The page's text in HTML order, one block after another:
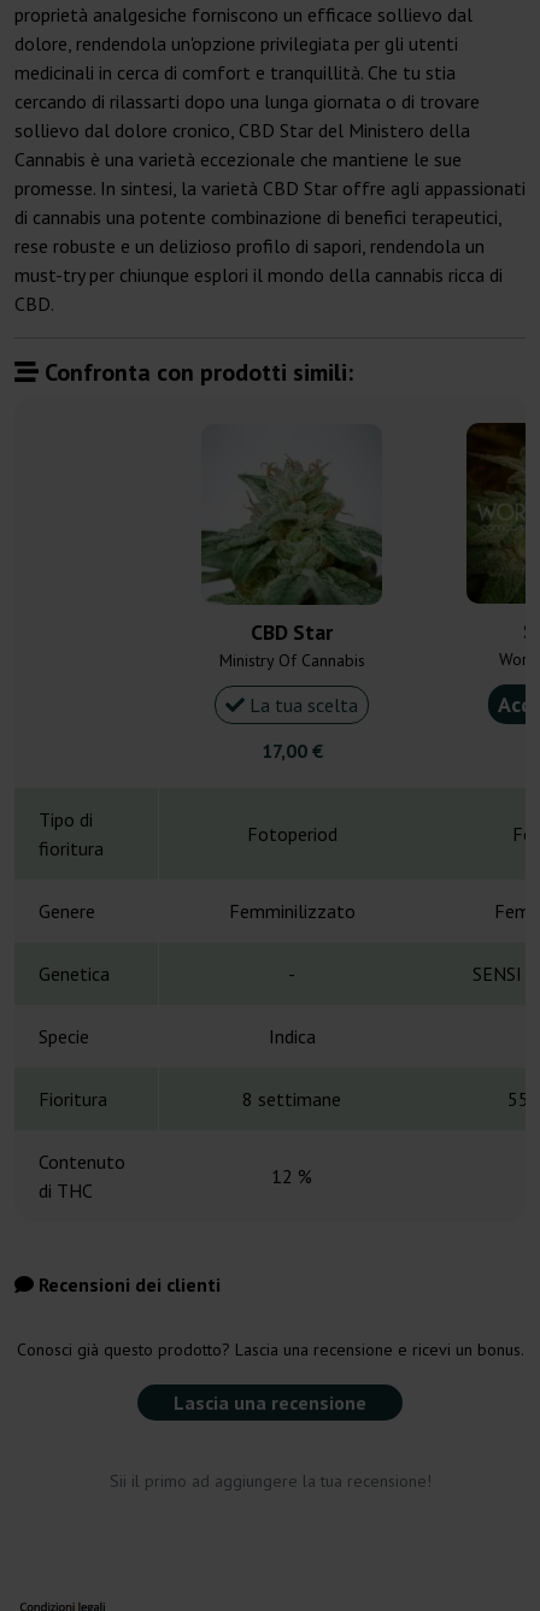
proprietà analgesiche forniscono un efficace sollievo dal
dolore, rendendola un'opzione privilegiata per gli utenti
medicinali in cerca di comfort e tranquillità. Che tu stia
cercando di rilassarti dopo una lunga giornata o di trovare
sollievo dal dolore cronico, CBD Star del Ministero della
Cannabis è una varietà eccezionale che mantiene le sue
promesse. In sintesi, la varietà CBD Star offre agli appassionati
di cannabis una potente combinazione di benefici terapeutici,
rese robuste e un delizioso profilo di sapori, rendendola un
must-try per chiunque esplori il mondo della cannabis ricca di
CBD.
Confronta con prodotti simili:
CBD Star
Ministry Of Cannabis
La tua scelta
17,00 €
Tipo di
fioritura
Fotoperiod
Genere Femminilizzato
Genetica - SENSI
Specie Indica
Fioritura 8 settimane 55-
Contenuto
di THC
12 %
Recensioni dei clienti
Conosci già questo prodotto? Lascia una recensione e ricevi un bonus.
Lascia una recensione
Sii il primo ad aggiungere la tua recensione!